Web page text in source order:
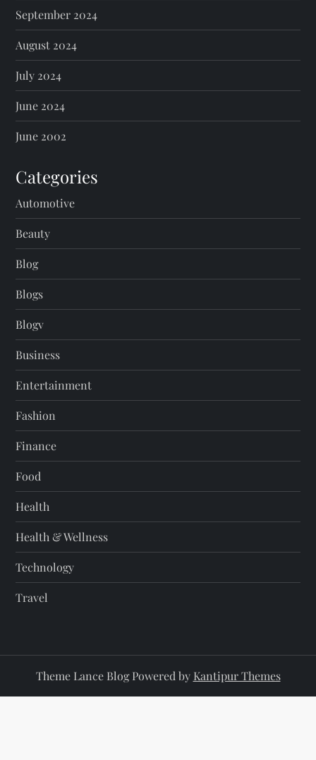
September 2024
August 2024
July 2024
June 2024
June 2002
Categories
Automotive
Beauty
Blog
Blogs
Blogv
Business
Entertainment
Fashion
Finance
Food
Health
Health & Wellness
Technology
Travel
Theme Lance Blog Powered by Kantipur Themes